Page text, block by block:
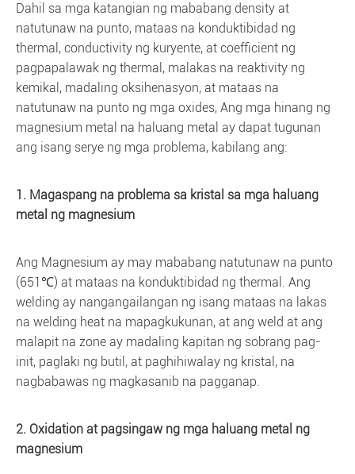
Dahil sa mga katangian ng mababang density at
natutunaw na punto, mataas na konduktibidad ng
thermal, conductivity ng kuryente, at coefficient ng
pagpapalawak ng thermal, malakas na reaktivity ng
kemikal, madaling oksihenasyon, at mataas na
natutunaw na punto ng mga oxides, Ang mga hinang ng
magnesium metal na haluang metal ay dapat tugunan
ang isang serye ng mga problema, kabilang ang:
1. Magaspang na problema sa kristal sa mga haluang
metal ng magnesium
Ang Magnesium ay may mababang natutunaw na punto
(651℃) at mataas na konduktibidad ng thermal. Ang
welding ay nangangailangan ng isang mataas na lakas
na welding heat na mapagkukunan, at ang weld at ang
malapit na zone ay madaling kapitan ng sobrang pag-
init, paglaki ng butil, at paghihiwalay ng kristal, na
nagbabawas ng magkasanib na pagganap.
2. Oxidation at pagsingaw ng mga haluang metal ng
magnesium